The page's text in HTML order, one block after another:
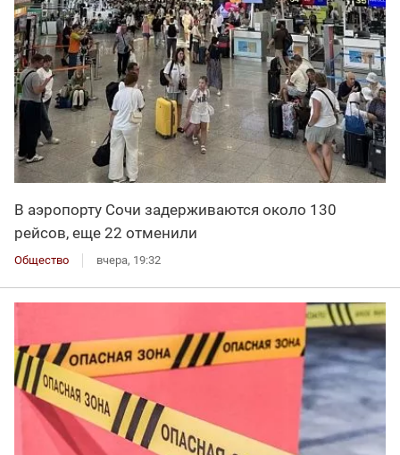
В аэропорту Сочи задерживаются около 130
рейсов, еще 22 отменили
Общество вчера, 19:32